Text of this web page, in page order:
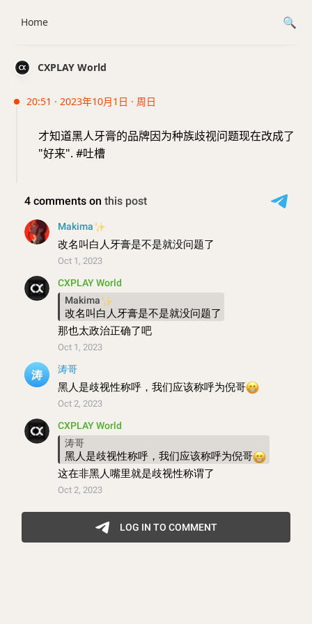
CXPLAY World
20:51 · 2023年10月1日 · 周日
才知道黑人牙膏的品牌因为种族歧视问题现在改成了
"好来". #吐槽
Home